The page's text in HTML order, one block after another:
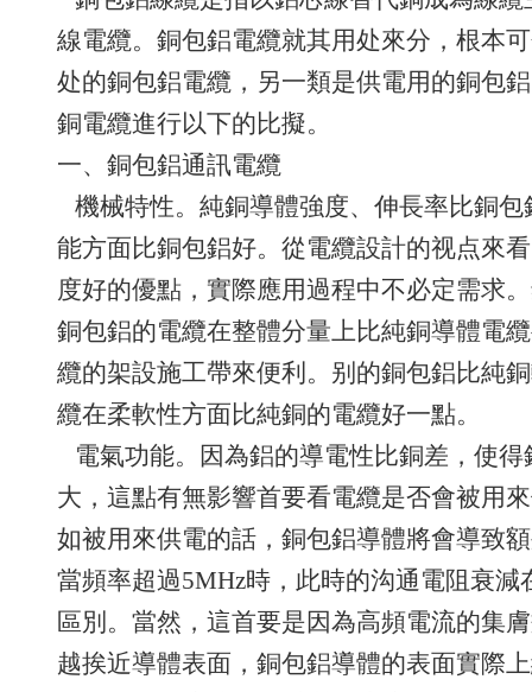
線電纜。銅包鋁電纜就其用处來分，根本
处的銅包鋁電纜，另一類是供電用的銅包
銅電纜進行以下的比擬。
一、銅包鋁通訊電纜
機械特性。純銅導體強度、伸長率比銅
能方面比銅包鋁好。從電纜設計的视点來
度好的優點，實際應用過程中不必定需求
銅包鋁的電纜在整體分量上比純銅導體電
纜的架設施工帶來便利。别的銅包鋁比純
纜在柔軟性方面比純銅的電纜好一點。
電氣功能。因為鋁的導電性比銅差，使
大，這點有無影響首要看電纜是否會被用
如被用來供電的話，銅包鋁導體將會導致
當頻率超過5MHz時，此時的沟通電阻衰
區別。當然，這首要是因為高頻電流的集
越挨近導體表面，銅包鋁導體的表面實際